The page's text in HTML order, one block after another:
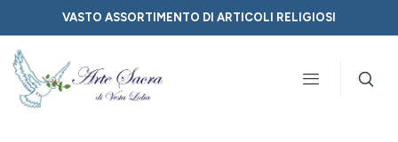
VASTO ASSORTIMENTO DI ARTICOLI RELIGIOSI